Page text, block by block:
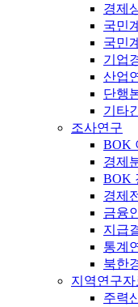
경제
국민
국민
기업
산업
단행
기타
조사연구
BOK
경제
BOK
경제
금융
지급
통계
북한
지역연구자
주력